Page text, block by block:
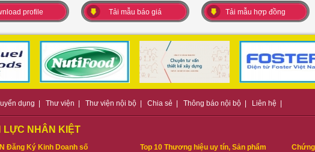
profile Tải mẫu báo giá Tải mẫu hợp đồng
dụng Thư viện Thư viện nội bộ Chia sẻ Thông báo nội bộ Liên hệ
LỰC NHÂN KIỆT
Đăng Ký Kinh Doanh số
Top 10 Thương hiệu uy tín, Sản phẩm